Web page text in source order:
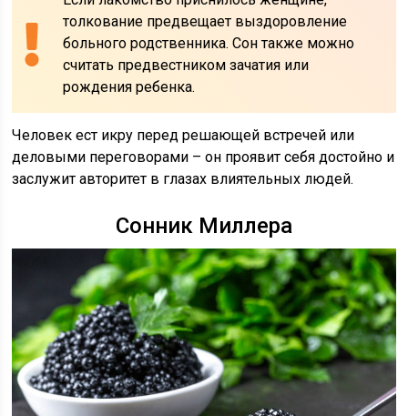
толкование предвещает выздоровление
больного родственника. Сон также можно
считать предвестником зачатия или
рождения ребенка.
Человек ест икру перед решающей встречей или
деловыми переговорами – он проявит себя достойно и
заслужит авторитет в глазах влиятельных людей.
Сонник Миллера